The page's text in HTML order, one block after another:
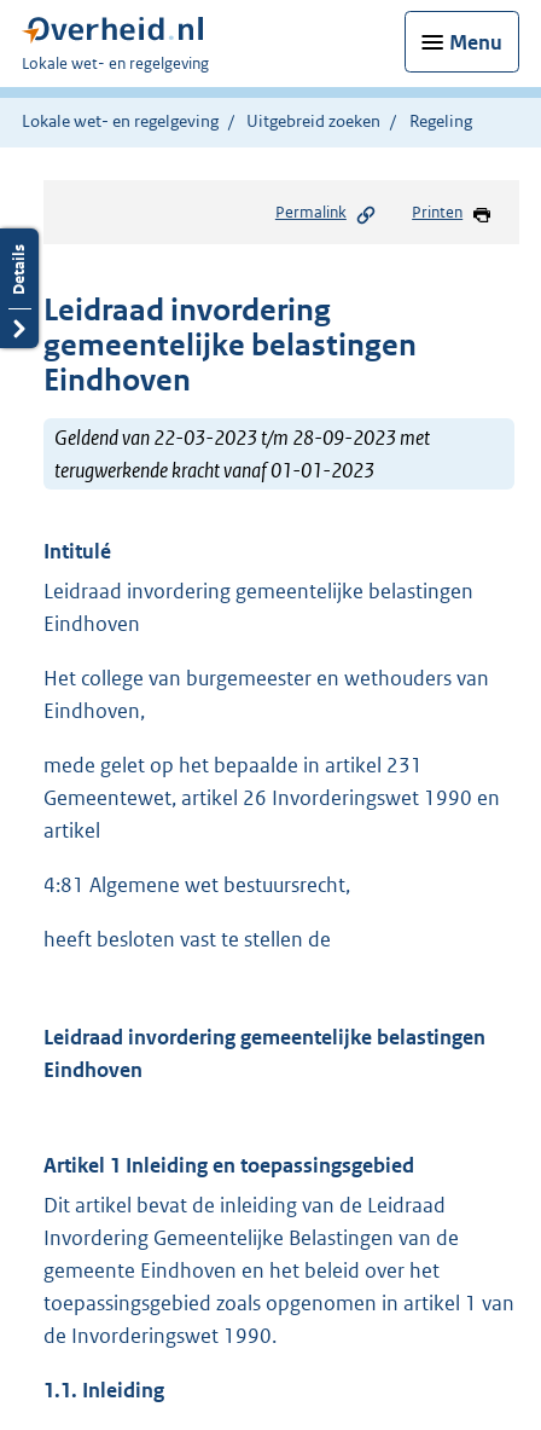
Menu
U
bent
hier:
Lokale wet- en regelgeving
Lokale wet- en regelgeving Uitgebreid zoeken Regeling
Permalink Printen
Leidraad invordering
gemeentelijke belastingen
Eindhoven
Geldend van 22-03-2023 t/m 28-09-2023 met
terugwerkende kracht vanaf 01-01-2023
Intitulé
Leidraad invordering gemeentelijke belastingen
Eindhoven
Het college van burgemeester en wethouders van
Eindhoven,
mede gelet op het bepaalde in artikel 231
Gemeentewet, artikel 26 Invorderingswet 1990 en
artikel
4:81 Algemene wet bestuursrecht,
heeft besloten vast te stellen de
Leidraad invordering gemeentelijke belastingen
Eindhoven
Artikel 1 Inleiding en toepassingsgebied
Dit artikel bevat de inleiding van de Leidraad
Invordering Gemeentelijke Belastingen van de
gemeente Eindhoven en het beleid over het
toepassingsgebied zoals opgenomen in artikel 1 van
de Invorderingswet 1990.
1.1. Inleiding